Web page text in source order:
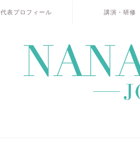
代表プロフィール 講演・研修